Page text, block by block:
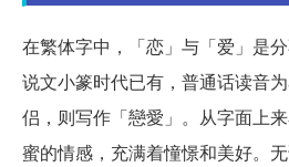
在繁体字中，「恋」与「爱」是
说文小篆时代已有，普通话读音
侣，则写作「戀愛」。从字面上
蜜的情感，充满着憧憬和美好。